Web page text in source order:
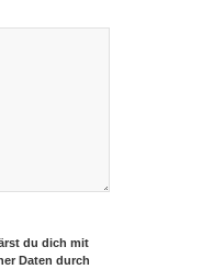
du dich mit
Daten durch